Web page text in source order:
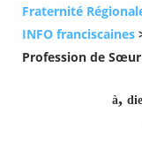
Fraternité
INFO franciscaines
Profession de Sœur
à,